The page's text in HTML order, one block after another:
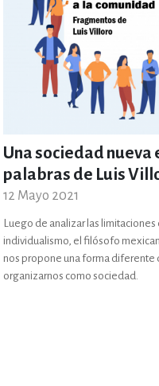
Una sociedad nueva
palabras de Luis
12 Mayo 2021
Luego de analizar las limitaciones
individualismo, el filósofo
nos propone una forma diferente
organizarnos como sociedad.